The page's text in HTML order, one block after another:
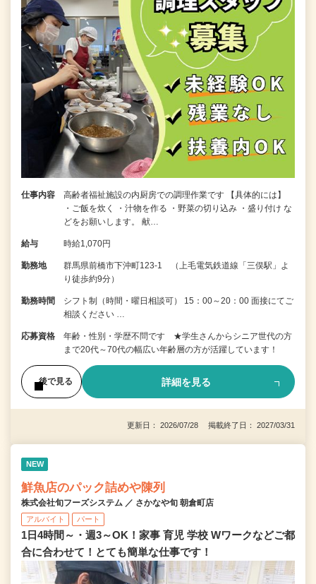
仕事内容
高齢者福祉施設の内厨房での調理作業です 【具体的には】
・ご飯を炊く ・汁物を作る ・野菜の切り込み ・盛り付け な
どをお願いします。 献…
給与 時給1,070円
勤務地
群馬県前橋市下沖町123-1 （上毛電気鉄道線「三俣駅」よ
り徒歩約9分）
勤務時間
シフト制（時間・曜日相談可） 15：00～20：00 面接にてご
相談ください …
応募資格
年齢・性別・学歴不問です ★学生さんからシニア世代の方
まで20代～70代の幅広い年齢層の方が活躍しています！
後で見る 詳細を見る
更新日： 2026/07/28 掲載終了日： 2027/03/31
NEW
鮮魚店のパック詰めや陳列
株式会社旬フーズシステム ／ さかなや旬 朝倉町店
アルバイト パート
1日4時間～・週3～OK！家事 育児 学校 Wワークなどご都
合に合わせて！とても簡単な仕事です！